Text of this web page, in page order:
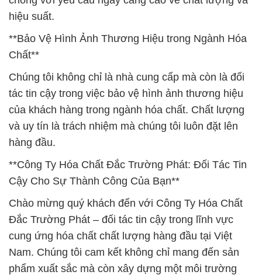
hiệu suất.
**Bảo Vệ Hình Ảnh Thương Hiệu trong Ngành Hóa
Chất**
Chúng tôi không chỉ là nhà cung cấp mà còn là đối
tác tin cậy trong việc bảo vệ hình ảnh thương hiệu
của khách hàng trong ngành hóa chất. Chất lượng
và uy tín là trách nhiệm mà chúng tôi luôn đặt lên
hàng đầu.
**Công Ty Hóa Chất Đắc Trường Phát: Đối Tác Tin
Cậy Cho Sự Thành Công Của Bạn**
Chào mừng quý khách đến với Công Ty Hóa Chất
Đắc Trường Phát – đối tác tin cậy trong lĩnh vực
cung ứng hóa chất chất lượng hàng đầu tại Việt
Nam. Chúng tôi cam kết không chỉ mang đến sản
phẩm xuất sắc mà còn xây dựng một môi trường